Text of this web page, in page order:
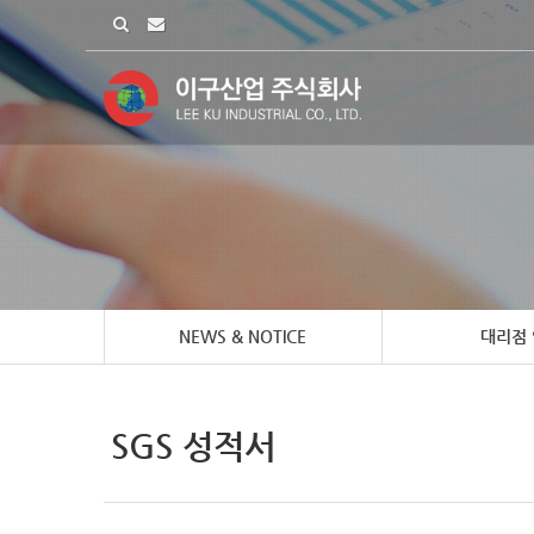
NEWS & NOTICE 대리점
SGS 성적서